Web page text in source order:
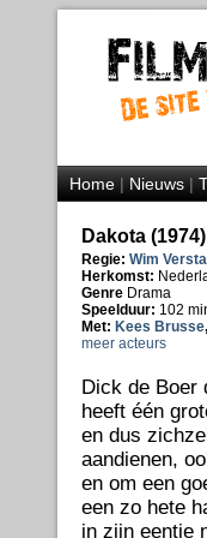
Home|Nieuws|
Dakota (1974)
Regie: Wim
Herkomst:
Genre Drama
Speelduur: 102
Met: Kees Brusse,
meer acteurs
Dick de Boer
heeft één
en dus
aandienen,
en om een
een zo hete
in zijn eentje